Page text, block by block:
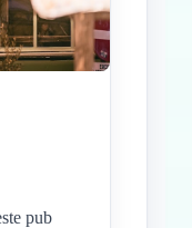
pub